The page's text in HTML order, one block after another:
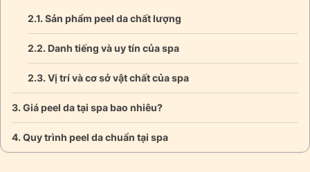
Sản phẩm peel da chất lượng
Danh tiếng và uy tín của spa
Vị trí và cơ sở vật chất của spa
Giá peel da tại spa bao nhiêu?
Quy trình peel da chuẩn tại spa